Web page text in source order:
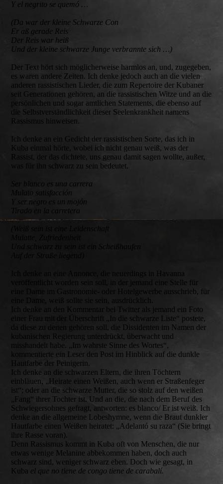
Y el negrito se quemó …
(Da war der kleine Schwarze Con
Er aß gerade Reis
Der Reis war heiß
Und der kleine schwarze Junge verbrannte sich …)
Der Text hört sich möglicherweise harmlos an, und, zugegeben,
es waren andere Zeiten. Ich denke jedoch auch an die vielen
anderen rassistischen Lieder, die zum Repertoire der Kubaner
seit Generationen gehören, an die rassistischen Witze und an die
persönlichen und sogar amtlichen Statements, die ebenso auf
die Selbstverständlichkeit dieser Seelenkrankheit namens
Rassismus hinweisen.
Ich denke an ein Gedicht der rassistischen Sorte, das ich in
Kuba einmal hörte, wobei ich nicht genau weiß, was der
Rassist, der das dichtete, uns genau damit sagen wollte, außer,
was für ihn schwarz zu sein bedeutet.
Ser blanco es una carrera
Mulato satisfacción
Y ser negro es un mojón
Tirado en la carretera
Und schwarz zu sein ist ein Scheißhaufen
Ich denke an eine Annonce, die neuerdings in Havanna
veröffentlicht worden sein soll, in der jemand eine Stelle für
eine Dame im Gastronomie- oder Hotelgewerbe ausschrieb, für
eine Dame, weiß sollte sie sein, ausdrücklich.
Ich denke an den Kommentar bei Twitter als jemand ein Foto
einer Frau mit der Überschrift „In die schwarze Liste“ postete,
da diese zu denen gehören soll, die Dissidenten im Namen der
kubanischen Regierung unterdrückt, überwacht und
misshandelt habe. „Im wahrste Sinne des Wortes“,
kommentierte ein Leser den Post im Hinblick auf die dunkle
Hautfarbe der Peinigerin.
Ich denke an die schwarzen Eltern, die ihren Töchtern
einbläuen, „Heirate einen Weißen, auch wenn er Straßenfeger
ist“; oder an die schwarze Mutter, die so stolz auf den weißen
„Fang“ ihrer Tochter ist. Und an die, die nach dem Beruf des
Schwiegersohnes gefragt, antworten: es blanco/ Er ist weiß. Ich
denke an die allgemeine Lobeshymne, wenn die Braut dunkler
Hautfarbe einen Weißen heiratet: „Adelantó su raza“ (Sie bringt
ihre Rasse voran).
Denn Rassismus kommt in Kuba oft von Menschen, die nur
etwas wenige Melanine abbekommen haben, doch auch
schwarz sind, weniger schwarz eben. Doch wie gesagt, in
Kuba el que no tiene de congo tiene de carabalí.